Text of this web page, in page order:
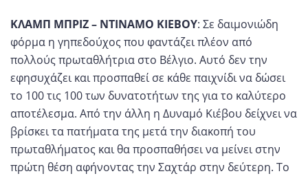
ΚΛΑΜΠ ΜΠΡΙΖ – ΝΤΙΝΑΜΟ ΚΙΕΒΟΥ: Σε δαιμονιώδη
φόρμα η γηπεδούχος που φαντάζει πλέον από
πολλούς πρωταθλήτρια στο Βέλγιο. Αυτό δεν την
εφησυχάζει και προσπαθεί σε κάθε παιχνίδι να δώσει
το 100 τις 100 των δυνατοτήτων της για το καλύτερο
αποτέλεσμα. Από την άλλη η Δυναμό Κιέβου δείχνει να
βρίσκει τα πατήματα της μετά την διακοπή του
πρωταθλήματος και θα προσπαθήσει να μείνει στην
πρώτη θέση αφήνοντας την Σαχτάρ στην δεύτερη. Το